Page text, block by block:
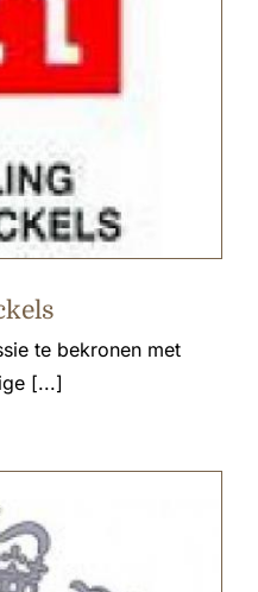
te bekronen met
[...]